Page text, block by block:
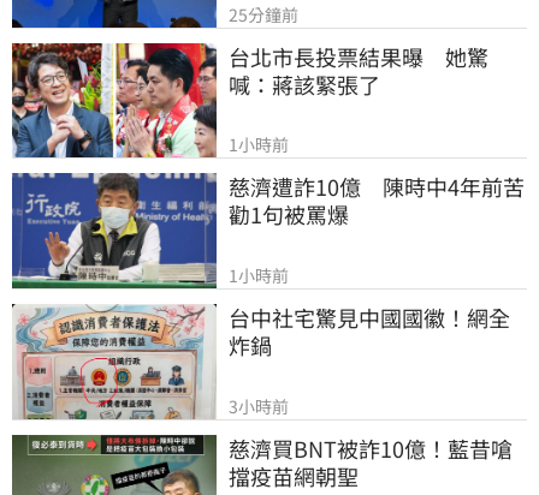
25分鐘前
台北市長投票結果曝　她驚
喊：蔣該緊張了
1小時前
慈濟遭詐10億　陳時中4年前苦
勸1句被罵爆
1小時前
台中社宅驚見中國國徽！網全
炸鍋
3小時前
慈濟買BNT被詐10億！藍昔嗆
擋疫苗網朝聖